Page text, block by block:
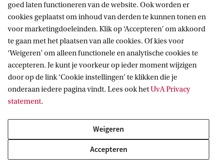
Home Nieuws Als stromend water niet vanzelfsprekend is
Informatie voor
Bachelorstudiekiezers
goed laten functioneren van de website. Ook worden er
cookies geplaatst om inhoud van derden te kunnen tonen en
voor marketingdoeleinden. Klik op ‘Accepteren’ om akkoord
te gaan met het plaatsen van alle cookies. Of kies voor
‘Weigeren’ om alleen functionele en analytische cookies te
accepteren. Je kunt je voorkeur op ieder moment wijzigen
door op de link ‘Cookie instellingen’ te klikken die je
onderaan iedere pagina vindt. Lees ook hetUvA Privacy
statement.
Weigeren
Accepteren